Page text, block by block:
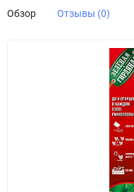
Обзор Отзывы (0)